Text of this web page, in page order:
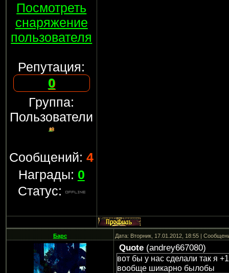
Посмотреть
снаряжение
пользователя
Репутация:
0
Группа:
Пользователи
Сообщений:4
Награды: 0
Статус:
Барс Дата: Вторник, 17.01.2012, 18:55 |
Quote(andrey667080)
вот бы у нас сделали так я
вообще шикарно былобы